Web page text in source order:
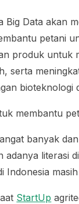
Big Data akan
petani
produk untuk
serta
membantu
banyak
adanya literasi
Indonesia
StartUp